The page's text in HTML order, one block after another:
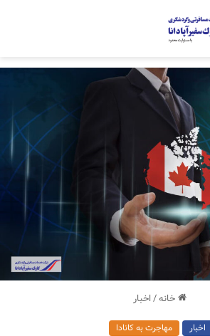
خانه/اخبار
اخبار مهاجرت به کانادا